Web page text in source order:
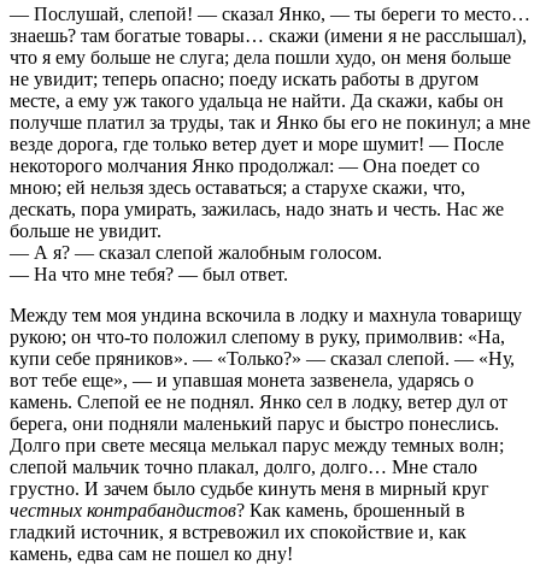
— Послушай, слепой! — сказал Янко, — ты береги то место…
знаешь? там богатые товары… скажи (имени я не расслышал),
что я ему больше не слуга; дела пошли худо, он меня больше
не увидит; теперь опасно; поеду искать работы в другом
месте, а ему уж такого удальца не найти. Да скажи, кабы он
получше платил за труды, так и Янко бы его не покинул; а мне
везде дорога, где только ветер дует и море шумит! — После
некоторого молчания Янко продолжал: — Она поедет со
мною; ей нельзя здесь оставаться; а старухе скажи, что,
дескать, пора умирать, зажилась, надо знать и честь. Нас же
больше не увидит.
— А я? — сказал слепой жалобным голосом.
— На что мне тебя? — был ответ.
Между тем моя ундина вскочила в лодку и махнула товарищу
рукою; он что-то положил слепому в руку, примолвив: «На,
купи себе пряников». — «Только?» — сказал слепой. — «Ну,
вот тебе еще», — и упавшая монета зазвенела, ударясь о
камень. Слепой ее не поднял. Янко сел в лодку, ветер дул от
берега, они подняли маленький парус и быстро понеслись.
Долго при свете месяца мелькал парус между темных волн;
слепой мальчик точно плакал, долго, долго… Мне стало
грустно. И зачем было судьбе кинуть меня в мирный круг
честных контрабандистов? Как камень, брошенный в
гладкий источник, я встревожил их спокойствие и, как
камень, едва сам не пошел ко дну!